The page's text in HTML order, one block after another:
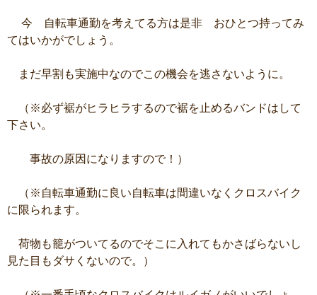
今 自転車通勤を考えてる方は是非 おひとつ持ってみ
てはいかがでしょう。
まだ早割も実施中なのでこの機会を逃さないように。
（※必ず裾がヒラヒラするので裾を止めるバンドはして
下さい。
事故の原因になりますので！）
（※自転車通勤に良い自転車は間違いなくクロスバイク
に限られます。
荷物も籠がついてるのでそこに入れてもかさばらないし
見た目もダサくないので。）